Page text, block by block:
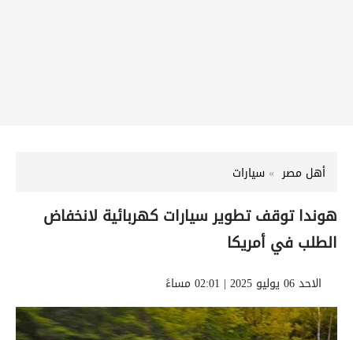
أهل مصر سيارات
هوندا توقف تطوير سيارات كهربائية لانخفاض
الطلب في أمريكا
الاحد 06 يوليو 2025 | 02:01 مساءً